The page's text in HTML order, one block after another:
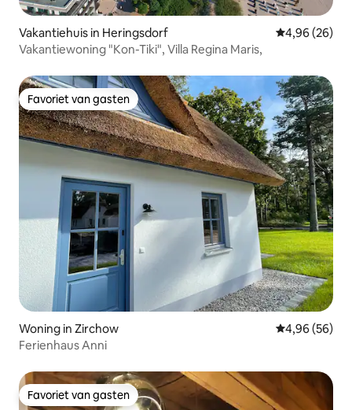
Vakantiehuis in Heringsdorf Gemiddelde
4,96 (26)
Vakantiewoning "Kon-Tiki", Villa Regina Maris,
Favoriet van gasten
Favoriet van gasten
Woning in Zirchow Gemiddelde
4,96 (56)
Ferienhaus Anni
Favoriet van gasten
Favoriet van gasten